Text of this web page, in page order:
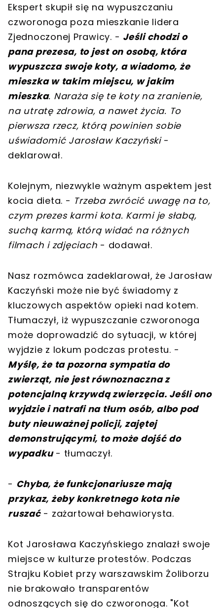
Ekspert skupił się na wypuszczaniu
czworonoga poza mieszkanie lidera
Zjednoczonej Prawicy. - Jeśli chodzi o
pana prezesa, to jest on osobą, która
wypuszcza swoje koty, a wiadomo, że
mieszka w takim miejscu, w jakim
mieszka. Naraża się te koty na zranienie,
na utratę zdrowia, a nawet życia. To
pierwsza rzecz, którą powinien sobie
uświadomić Jarosław Kaczyński-
deklarował.
Kolejnym, niezwykle ważnym aspektem jest
kocia dieta. - Trzeba zwrócić uwagę na to,
czym prezes karmi kota. Karmi je słabą,
suchą karmą, którą widać na różnych
filmach i zdjęciach - dodawał.
Nasz rozmówca zadeklarował, że Jarosław
Kaczyński może nie być świadomy z
kluczowych aspektów opieki nad kotem.
Tłumaczył, iż wypuszczanie czworonoga
może doprowadzić do sytuacji, w której
wyjdzie z lokum podczas protestu. -
Myślę, że ta pozorna sympatia do
zwierząt, nie jest równoznaczna z
potencjalną krzywdą zwierzęcia. Jeśli ono
wyjdzie i natrafi na tłum osób, albo pod
buty nieuważnej policji, zajętej
demonstrującymi, to może dojść do
wypadku- tłumaczył.
- Chyba, że funkcjonariusze mają
przykaz, żeby konkretnego kota nie
ruszać- zażartował behawiorysta.
Kot Jarosława Kaczyńskiego znalazł swoje
miejsce w kulturze protestów. Podczas
Strajku Kobiet przy warszawskim Żoliborzu
nie brakowało transparentów
odnoszących się do czworonoga. "Kot